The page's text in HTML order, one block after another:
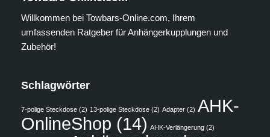
Willkommen bei Towbars-Online.com, Ihrem
umfassenden Ratgeber für Anhängerkupplungen und
Zubehör!
Schlagwörter
7-polige Steckdose (2) 13-polige Steckdose (2) Adapter (2) AHK-
OnlineShop (14) AHK-Verlängerung (2)